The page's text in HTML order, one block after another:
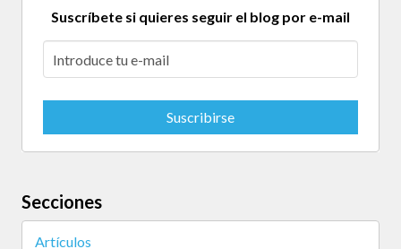
Suscríbete si quieres seguir el blog por e-mail
Secciones
Artículos